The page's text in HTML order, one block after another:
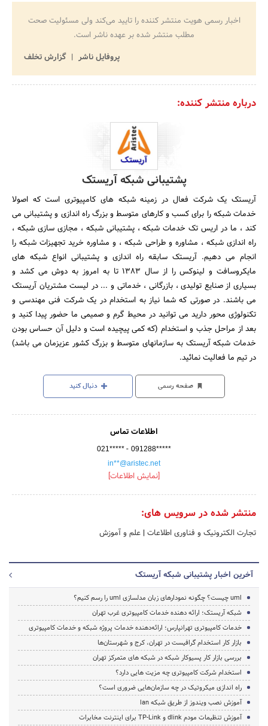
اخبار رسمی هویت منتشر کننده را تایید می‌کند ولی مسئولیت صحت
مطلب منتشر شده بر عهده ناشر است.
پروفایل ناشر
گزارش تخلف
درباره منتشر کننده:
پشتیبانی شبکه آریستک
آریستک یک شرکت فعال در زمینه شبکه های کامپیوتری است که اصولا
خدمات شبکه را برای کسب و کارهای متوسط و بزرگ راه اندازی و پشتیبانی می
کند ، ما در اریس تک خدمات شبکه ، پشتیبانی شبکه ، مجازی سازی شبکه ،
راه اندازی شبکه ، مشاوره و طراحی شبکه ، و مشاوره خرید تجهیزات شبکه را
انجام می دهیم. آریستک سابقه راه اندازی و پشتیبانی انواع شبکه های
مایکروسافت و لینوکس را از سال 1383 تا به امروز به دوش می کشد و
بسیاری از صنایع تولیدی ، بازرگانی ، خدماتی و ... در لیست مشتریان آریستک
می باشند. در صورتی که شما نیاز به استخدام در یک شرکت فنی مهندسی و
تکنولوژی محور دارید می توانید در محیط گرم و صمیمی ما حضور پیدا کنید و
بعد از مراحل جذب و استخدام (که کمی پیچیده است و دلیل آن حساس بودن
خدمات شبکه آریستک به سازمانهای متوسط و بزرگ کشور عزیزمان می باشد)
در تیم ما فعالیت نمائید.
صفحه رسمی دنبال کنید
اطلاعات تماس
021***** - 091288*****
in**@aristec.net
[نمایش اطلاعات]
منتشر شده در سرویس های:
تجارت الکترونیک و فناوری اطلاعات | علم و آموزش
آخرین اخبار پشتیبانی شبکه آریستک
uml چیست؟ چگونه نمودارهای زبان مدلسازی uml را رسم کنیم؟
شبکه آریستک؛ ارائه دهنده خدمات کامپیوتری غرب تهران
خدمات کامپیوتری تهرانپارس؛ ارائه‌دهنده خدمات پروژه شبکه و خدمات کامپیوتری
بازار کار استخدام گرافیست در تهران، کرج و شهرستان‌ها
بررسی بازار کار پسیوکار شبکه در شبکه های متمرکز تهران
استخدام شرکت کامپیوتری چه مزیت هایی دارد؟
راه اندازی میکروتیک در چه سازمان‌هایی ضروری است؟
آموزش نصب ویندوز از طریق شبکه lan
آموزش تنظیمات مودم dlink و TP-Link برای اینترنت مخابرات